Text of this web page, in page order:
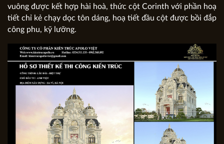
vuông được kết hợp hài hoà, thức cột Corinth với phần hoạ
tiết chỉ kẻ chạy dọc tôn dáng, hoạ tiết đầu cột được bồi đắp
công phu, kỹ lưỡng.